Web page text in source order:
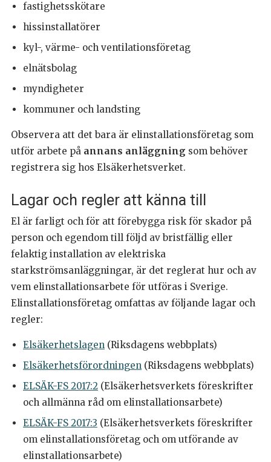
fastighetsskötare
hissinstallatörer
kyl-, värme- och ventilationsföretag
elnätsbolag
myndigheter
kommuner och landsting
Observera att det bara är elinstallationsföretag som
utför arbete på annans anläggning som behöver
registrera sig hos Elsäkerhetsverket.
Lagar och regler att känna till
El är farligt och för att förebygga risk för skador på
person och egendom till följd av bristfällig eller
felaktig installation av elektriska
starkströmsanläggningar, är det reglerat hur och av
vem elinstallationsarbete för utföras i Sverige.
Elinstallationsföretag omfattas av följande lagar och
regler:
Elsäkerhetslagen (Riksdagens webbplats)
Elsäkerhetsförordningen (Riksdagens webbplats)
ELSÄK-FS 2017:2 (Elsäkerhetsverkets föreskrifter
och allmänna råd om elinstallationsarbete)
ELSÄK-FS 2017:3 (Elsäkerhetsverkets föreskrifter
om elinstallationsföretag och om utförande av
elinstallationsarbete)